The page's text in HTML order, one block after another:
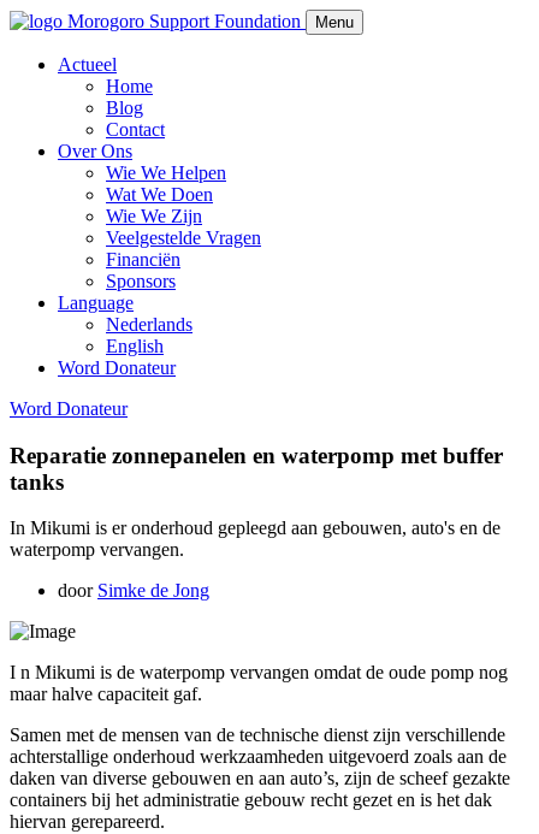
Morogoro Support Foundation Menu
Actueel
Home
Blog
Contact
Over Ons
Wie We Helpen
Wat We Doen
Wie We Zijn
Veelgestelde Vragen
Financiën
Sponsors
Language
Nederlands
English
Word Donateur
Word Donateur
Reparatie zonnepanelen en waterpomp met buffer
tanks
In Mikumi is er onderhoud gepleegd aan gebouwen, auto's en de
waterpomp vervangen.
door Simke de Jong
I n Mikumi is de waterpomp vervangen omdat de oude pomp nog
maar halve capaciteit gaf.
Samen met de mensen van de technische dienst zijn verschillende
achterstallige onderhoud werkzaamheden uitgevoerd zoals aan de
daken van diverse gebouwen en aan auto’s, zijn de scheef gezakte
containers bij het administratie gebouw recht gezet en is het dak
hiervan gerepareerd.